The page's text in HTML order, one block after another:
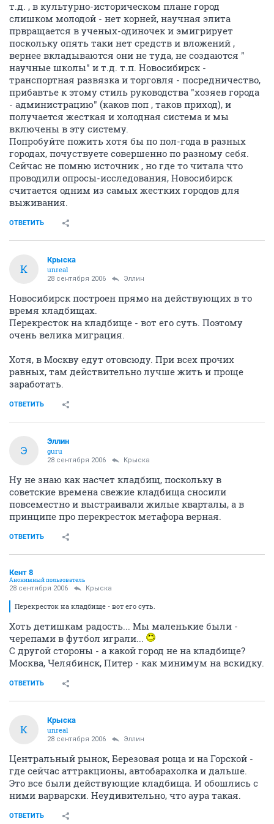
т.д. , в культурно-историческом плане город
слишком молодой - нет корней, научная элита
првращается в ученых-одиночек и эмигрирует
поскольку опять таки нет средств и вложений ,
вернее вкладываются они не туда, не создаются "
научные школы" и т.д. т.п. Новосибирск -
транспортная развязка и торговля - посредничество,
прибавтье к этому стиль руководства "хозяев города
- администрацию" (каков поп , таков приход), и
получается жесткая и холодная система и мы
включены в эту систему.
Попробуйте пожить хотя бы по пол-года в разных
городах, почуствуете совершенно по разному себя.
Сейчас не помню источник , но где то читала что
проводили опросы-исследования, Новосибирск
считается одним из самых жестких городов для
выживания.
ОТВЕТИТЬ
К
Крыска
unreal
28 сентября 2006 Эллин
Новосибирск построен прямо на действующих в то
время кладбищах.
Перекресток на кладбище - вот его суть. Поэтому
очень велика миграция.
Хотя, в Москву едут отовсюду. При всех прочих
равных, там действительно лучше жить и проще
заработать.
ОТВЕТИТЬ
Э
Эллин
guru
28 сентября 2006 Крыска
Ну не знаю как насчет кладбищ, поскольку в
советские времена свежие кладбища сносили
повсеместно и выстраивали жилые кварталы, а в
принципе про перекресток метафора верная.
ОТВЕТИТЬ
Кент 8
Анонимный пользователь
28 сентября 2006 Крыска
Перекресток на кладбище - вот его суть.
Хоть детишкам радость... Мы маленькие были -
черепами в футбол играли...
С другой стороны - а какой город не на кладбище?
Москва, Челябинск, Питер - как минимум на вскидку.
ОТВЕТИТЬ
К
Крыска
unreal
28 сентября 2006 Эллин
Центральный рынок, Березовая роща и на Горской -
где сейчас аттракционы, автобарахолка и дальше.
Это все были действующие кладбища. И обошлись с
ними варварски. Неудивительно, что аура такая.
ОТВЕТИТЬ